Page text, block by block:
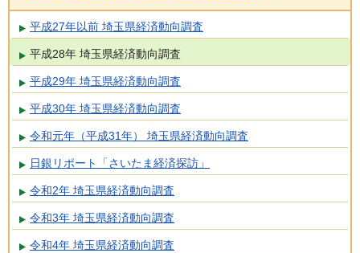
平成27年以前 埼玉県経済動向調査
平成28年 埼玉県経済動向調査
平成29年 埼玉県経済動向調査
平成30年 埼玉県経済動向調査
令和元年（平成31年） 埼玉県経済動向調査
日銀リポート「さいたま経済探訪」
令和2年 埼玉県経済動向調査
令和3年 埼玉県経済動向調査
令和4年 埼玉県経済動向調査